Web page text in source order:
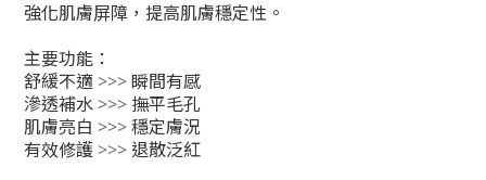
強化肌膚屏障，提高肌膚穩定性。
主要功能：
舒緩不適>>>瞬間有感
滲透補水>>> 撫平毛孔
肌膚亮白 >>>穩定膚況
有效修護>>> 退散泛紅